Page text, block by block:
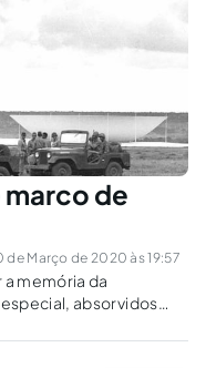
marco de
Março de 2020 às 19:57
memória da
absorvidos
em 31 de março